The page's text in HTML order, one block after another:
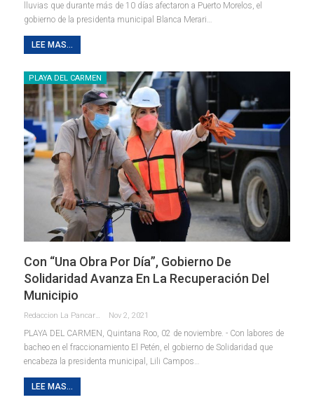
lluvias que durante más de 10 días afectaron a Puerto Morelos, el
gobierno de la presidenta municipal Blanca Merari…
LEE MAS...
PLAYA DEL CARMEN
Con “Una Obra Por Día”, Gobierno De
Solidaridad Avanza En La Recuperación Del
Municipio
Redaccion La Pancarta De Quintana Roo Nov 2, 2021
PLAYA DEL CARMEN, Quintana Roo, 02 de noviembre. - Con labores de
bacheo en el fraccionamiento El Petén, el gobierno de Solidaridad que
encabeza la presidenta municipal, Lili Campos…
LEE MAS...